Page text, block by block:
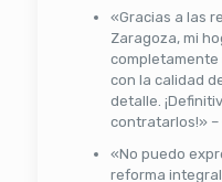
«Gracias a las
Zaragoza, mi
completamente
con la calidad
detalle.
contratarlos!» –
«No puedo
reforma